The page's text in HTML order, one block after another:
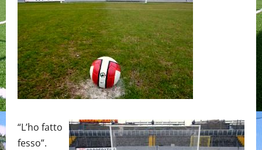
“L’ho fatto
fesso”.